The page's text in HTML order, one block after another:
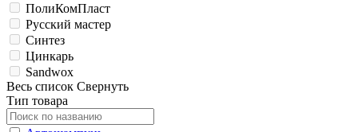
ПолиКомПласт
Русский мастер
Синтез
Цинкарь
Sandwox
Весь список Свернуть
Тип товара